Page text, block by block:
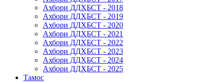
Ахбори ДДҲБСТ - 2018
Ахбори ДДҲБСТ - 2019
Ахбори ДДҲБСТ - 2020
Ахбори ДДҲБСТ - 2021
Ахбори ДДҲБСТ - 2022
Ахбори ДДҲБСТ - 2023
Ахбори ДДҲБСТ - 2024
Ахбори ДДҲБСТ - 2025
Тамос